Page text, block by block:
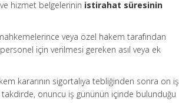
hizmet belgelerinin istirahat süresinin
veya özel hakem tarafından
için verilmesi gereken asıl veya ek
kararının sigortalıya tebliğinden sonra on iş
onuncu iş gününün içinde bulunduğu